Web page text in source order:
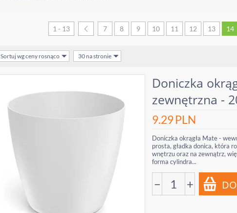
1 - 13 7 8 9 10 11 12 13 14
Sortuj wg ceny rosnąco 30 na stronie
Doniczka
zewnętrzna -
9.29PLN
Doniczka okrągła Mate -
prosta, gładka donica, która
wnętrzu oraz na zewnątrz,
forma cylindra...
− +